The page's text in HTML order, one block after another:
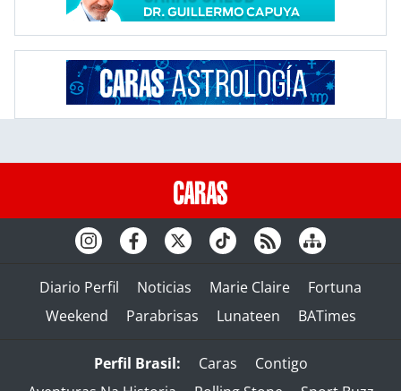
Diario Perfil Noticias Marie Claire
Fortuna
Weekend
Parabrisas Lunateen BATimes
Perfil Brasil: Caras
Contigo